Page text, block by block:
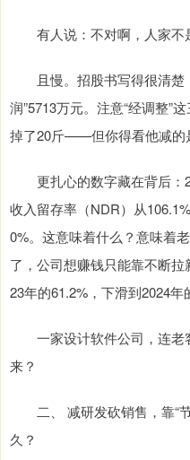
有人说：不对啊，人家不
且慢。招股书写得很清楚
润”5713万元。注意“经调整”
掉了20斤——但你得看他减的
更扎心的数字藏在背后：
收入留存率（NDR）从
0%。这意味着什么？意味着
了，公司想赚钱只能靠不断
23年的61.2%，下滑到2024年
一家设计软件公司，连老
来？
二、 减研发砍销售，靠“
久？